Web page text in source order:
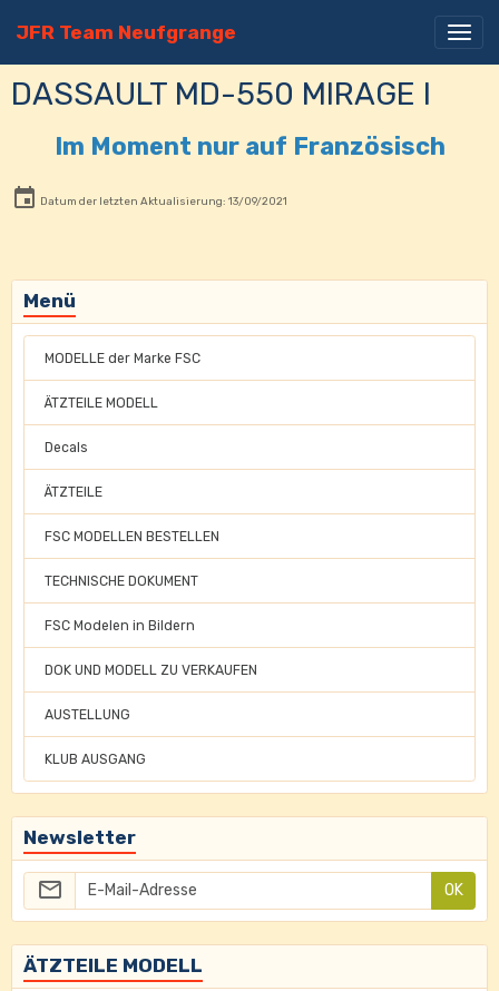
JFR Team Neufgrange
DASSAULT MD-550 MIRAGE I
Im Moment nur auf Französisch
Datum der letzten Aktualisierung: 13/09/2021
Menü
MODELLE der Marke FSC
ÄTZTEILE MODELL
Decals
ÄTZTEILE
FSC MODELLEN BESTELLEN
TECHNISCHE DOKUMENT
FSC Modelen in Bildern
DOK UND MODELL ZU VERKAUFEN
AUSTELLUNG
KLUB AUSGANG
Newsletter
OK
ÄTZTEILE MODELL